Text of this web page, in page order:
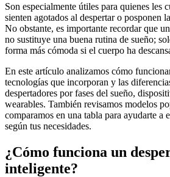
Son especialmente útiles para quienes les
sienten agotados al despertar o posponen
No obstante, es importante recordar que un
no sustituye una buena rutina de sueño;
forma más cómoda si el cuerpo ha
En este artículo analizamos cómo
tecnologías que incorporan y las
despertadores por fases del sueño,
wearables. También revisamos modelos
comparamos en una tabla para ayudarte a
según tus necesidades.
¿Cómo funciona un
inteligente?